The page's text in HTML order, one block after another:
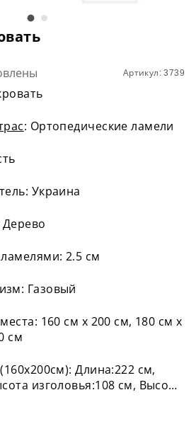
Артикул: 3739
: Ортопедические ламели
Украина
Дерево
2.5 см
Газовый
160 см x 200 см, 180 см x
см
Длина:222 см,
изголовья:108 см, Высота